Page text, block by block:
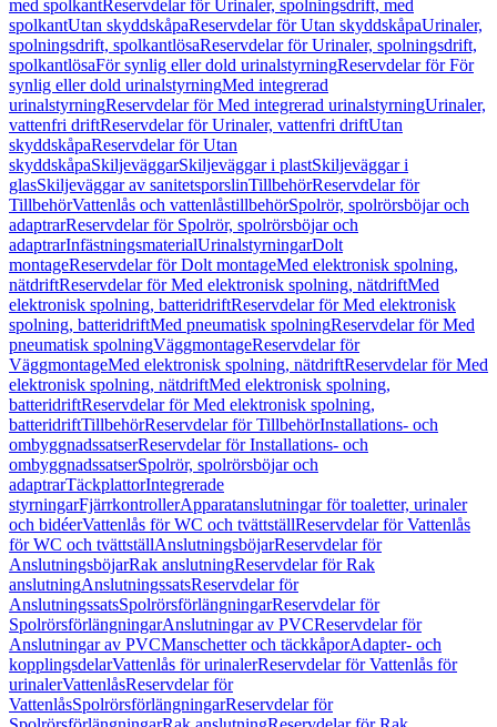
med spolkantReservdelar för Urinaler, spolningsdrift, med
spolkantUtan skyddskåpaReservdelar för Utan skyddskåpaUrinaler,
spolningsdrift, spolkantlösaReservdelar för Urinaler, spolningsdrift,
spolkantlösaFör synlig eller dold urinalstyrningReservdelar för För
synlig eller dold urinalstyrningMed integrerad
urinalstyrningReservdelar för Med integrerad urinalstyrningUrinaler,
vattenfri driftReservdelar för Urinaler, vattenfri driftUtan
skyddskåpaReservdelar för Utan
skyddskåpaSkiljeväggarSkiljeväggar i plastSkiljeväggar i
glasSkiljeväggar av sanitetsporslinTillbehörReservdelar för
TillbehörVattenlås och vattenlåstillbehörSpolrör, spolrörsböjar och
adaptrarReservdelar för Spolrör, spolrörsböjar och
adaptrarInfästningsmaterialUrinalstyrningarDolt
montageReservdelar för Dolt montageMed elektronisk spolning,
nätdriftReservdelar för Med elektronisk spolning, nätdriftMed
elektronisk spolning, batteridriftReservdelar för Med elektronisk
spolning, batteridriftMed pneumatisk spolningReservdelar för Med
pneumatisk spolningVäggmontageReservdelar för
VäggmontageMed elektronisk spolning, nätdriftReservdelar för Med
elektronisk spolning, nätdriftMed elektronisk spolning,
batteridriftReservdelar för Med elektronisk spolning,
batteridriftTillbehörReservdelar för TillbehörInstallations- och
ombyggnadssatserReservdelar för Installations- och
ombyggnadssatserSpolrör, spolrörsböjar och
adaptrarTäckplattorIntegrerade
styrningarFjärrkontrollerApparatanslutningar för toaletter, urinaler
och bidéerVattenlås för WC och tvättställReservdelar för Vattenlås
för WC och tvättställAnslutningsböjarReservdelar för
AnslutningsböjarRak anslutningReservdelar för Rak
anslutningAnslutningssatsReservdelar för
AnslutningssatsSpolrörsförlängningarReservdelar för
SpolrörsförlängningarAnslutningar av PVCReservdelar för
Anslutningar av PVCManschetter och täckkåporAdapter- och
kopplingsdelarVattenlås för urinalerReservdelar för Vattenlås för
urinalerVattenlåsReservdelar för
VattenlåsSpolrörsförlängningarReservdelar för